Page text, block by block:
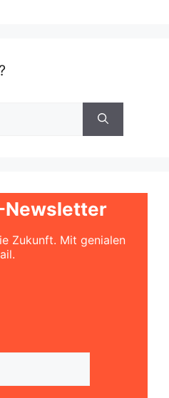
Newsletter
Zukunft. Mit genialen